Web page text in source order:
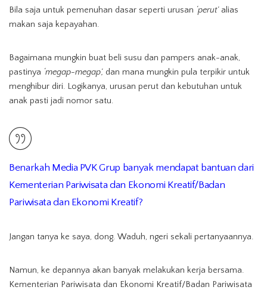
Bila saja untuk pemenuhan dasar seperti urusan ‘perut’alias
makan saja kepayahan.
Bagaimana mungkin buat beli susu dan pampers anak-anak,
pastinya ‘megap-megap’, dan mana mungkin pula terpikir untuk
menghibur diri. Logikanya, urusan perut dan kebutuhan untuk
anak pasti jadi nomor satu.
Benarkah Media PVK Grup banyak mendapat bantuan dari
Kementerian Pariwisata dan Ekonomi Kreatif/Badan
Pariwisata dan Ekonomi Kreatif?
Jangan tanya ke saya, dong. Waduh, ngeri sekali pertanyaannya.
Namun, ke depannya akan banyak melakukan kerja bersama.
Kementerian Pariwisata dan Ekonomi Kreatif/Badan Pariwisata